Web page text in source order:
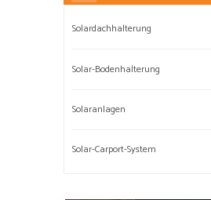
Solardachhalterung
Solar-Bodenhalterung
Solaranlagen
Solar-Carport-System